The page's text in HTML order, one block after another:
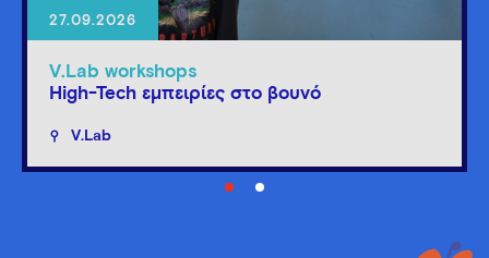
27.09.2026
V.Lab workshops
High-Tech εμπειρίες στο βουνό
V.Lab